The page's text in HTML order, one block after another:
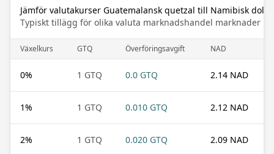
Jämför valutakurser Guatemalansk quetzal till Namibisk
Typiskt tillägg för olika valuta marknadshandel marknader
Växelkurs GTQ Överföringsavgift NAD
0% 1 GTQ 0.0 GTQ 2.14 NAD
1% 1 GTQ 0.010 GTQ 2.12 NAD
2% 1 GTQ 0.020 GTQ 2.09 NAD